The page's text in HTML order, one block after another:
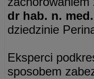
dr hab. n.
dziedzinie
Eksperci
sposobem